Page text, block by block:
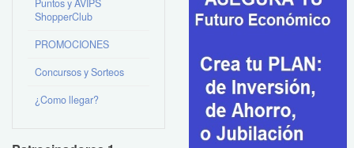
Puntos y AVIPS
ShopperClub
PROMOCIONES
Concursos y Sorteos
¿Como llegar?